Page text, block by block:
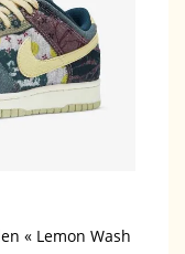
« Lemon Wash